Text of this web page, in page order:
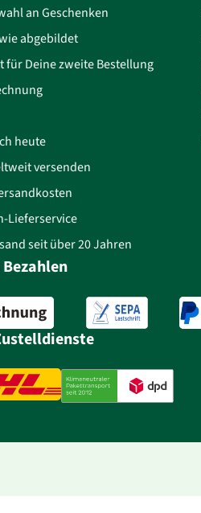
an Geschenken
abgebildet
für Deine zweite Bestellung
heute
versenden
Lieferservice
seit über 20 Jahren